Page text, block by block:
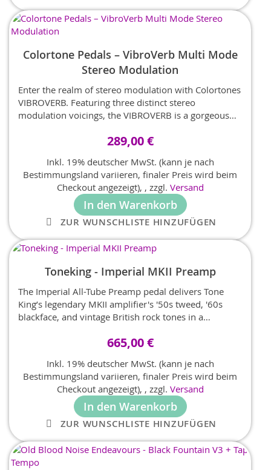
Colortone Pedals – VibroVerb Multi Mode
Stereo Modulation
Enter the realm of stereo modulation with Colortones
VIBROVERB. Featuring three distinct stereo
modulation voicings, the VIBROVERB is a gorgeous
Saturation/Drive, Reverb, MIDI control and three
289,00 €
Inkl. 19% deutscher MwSt. (kann je nach
Bestimmungsland variieren, finaler Preis wird beim
Checkout angezeigt), , zzgl. Versand
In den Warenkorb
ZUR WUNSCHLISTE HINZUFÜGEN
Toneking - Imperial MKII Preamp
The Imperial All-Tube Preamp pedal delivers Tone
King’s legendary MKII amplifier's '50s tweed, '60s
blackface, and vintage British rock tones in a
exact preamp section and phase inverter circuitry of
and Attenuation, resulting in a pedal that sings with
harmonic richness and blooming touch response.
665,00 €
Inkl. 19% deutscher MwSt. (kann je nach
Bestimmungsland variieren, finaler Preis wird beim
Checkout angezeigt), , zzgl. Versand
In den Warenkorb
ZUR WUNSCHLISTE HINZUFÜGEN